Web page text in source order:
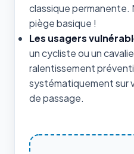
classique permanente.
piège basique !
Les usagers
un cycliste ou un
ralentissement
systématiquement sur
de passage.